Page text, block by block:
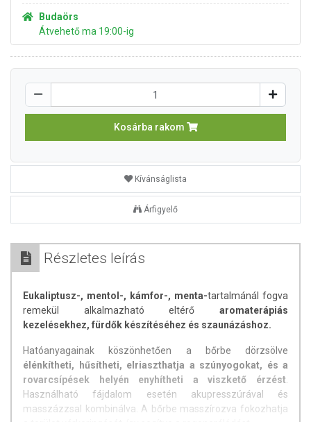
Budaörs
Átvehető ma 19:00-ig
Kosárba rakom
Kívánságlista
Árfigyelő
Részletes leírás
Eukaliptusz-, mentol-, kámfor-, menta-tartalmánál fogva
remekül alkalmazható eltérő aromaterápiás
kezelésekhez, fürdők készítéséhez és szaunázáshoz.
Hatóanyagainak köszönhetően a bőrbe dörzsölve
élénkítheti, hűsítheti, elriaszthatja a szúnyogokat, és a
rovarcsípések helyén enyhítheti a viszkető érzést
Használható fájdalom esetén akupresszúrával és
masszázzsal kombinálva. A bőrbe masszírozva fokozhatja